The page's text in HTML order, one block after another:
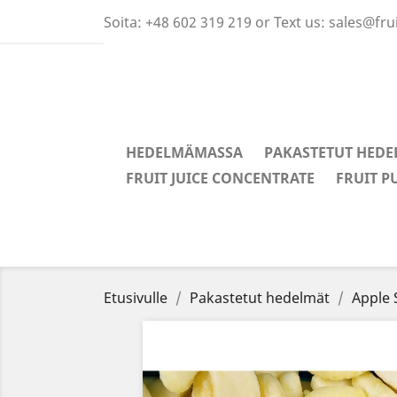
Soita: +48 602 319 219 or Text us:
HEDELMÄMASSA
PAKASTETUT
FRUIT JUICE CONCENTRATE
FRUIT
Etusivulle Pakastetut hedelmät Apple